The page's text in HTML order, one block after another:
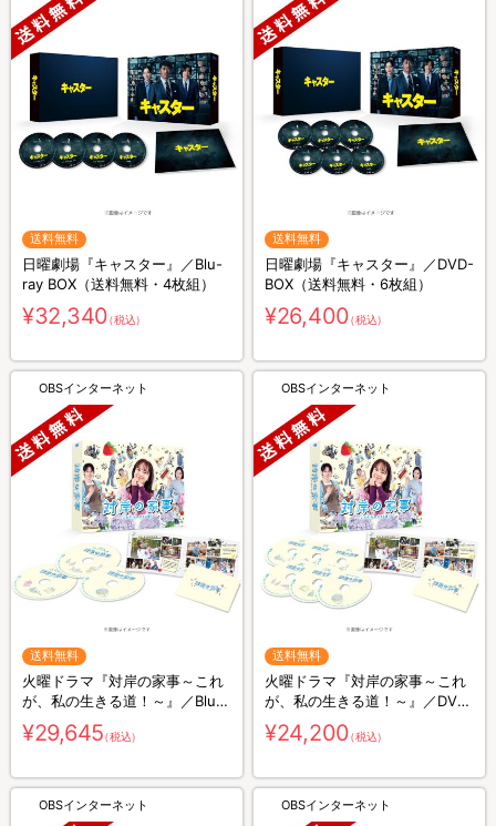
送料無料
日曜劇場『キャスター』／Blu-
ray BOX（送料無料・4枚組）
¥32,340（税込）
送料無料
日曜劇場『キャスター』／DVD-
BOX（送料無料・6枚組）
¥26,400（税込）
OBSインターネット
送料無料
火曜ドラマ『対岸の家事～これ
が、私の生きる道！～』／Blu-
ray BOX（送料無料・3枚組）
¥29,645（税込）
OBSインターネット
送料無料
火曜ドラマ『対岸の家事～これ
が、私の生きる道！～』／DVD-
BOX（送料無料・6枚組）
¥24,200（税込）
OBSインターネット OBSインターネット